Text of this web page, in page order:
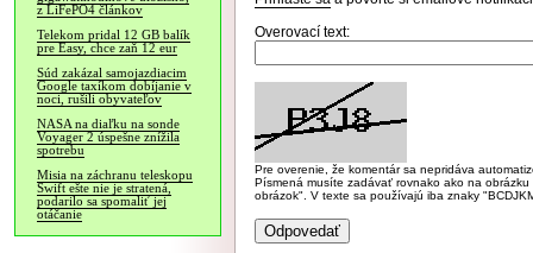
z LiFePO4 článkov
Telekom pridal 12 GB balík
pre Easy, chce zaň 12 eur
Súd zakázal samojazdiacim
Google taxíkom dobíjanie v
noci, rušili obyvateľov
NASA na diaľku na sonde
Voyager 2 úspešne znížila
spotrebu
Misia na záchranu teleskopu
Swift ešte nie je stratená,
podarilo sa spomaliť jej
otáčanie
Overovací text:
Pre overenie, že komentár sa nepridáva
Písmená musíte zadávať rovnako ako na
obrázok". V texte sa používajú iba znaky